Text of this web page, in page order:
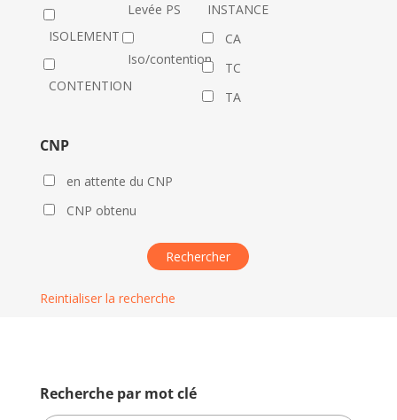
ISOLEMENT
CONTENTION
Levée PS
Iso/contention
INSTANCE
CA
TC
TA
CNP
en attente du CNP
CNP obtenu
Reintialiser la recherche
Recherche par mot clé